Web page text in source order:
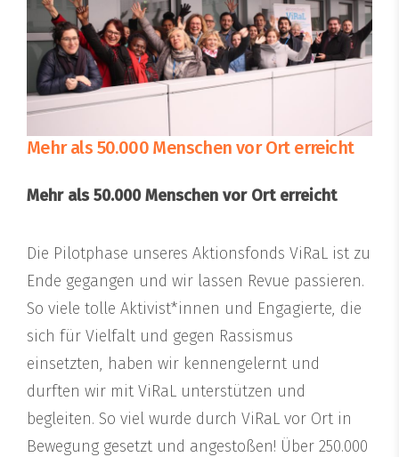
Mehr als 50.000 Menschen vor Ort erreicht
Mehr als 50.000 Menschen vor Ort erreicht
Die Pilotphase unseres Aktionsfonds ViRaL ist zu
Ende gegangen und wir lassen Revue passieren.
So viele tolle Aktivist*innen und Engagierte, die
sich für Vielfalt und gegen Rassismus
einsetzten, haben wir kennengelernt und
durften wir mit ViRaL unterstützen und
begleiten. So viel wurde durch ViRaL vor Ort in
Bewegung gesetzt und angestoßen! Über 250.000